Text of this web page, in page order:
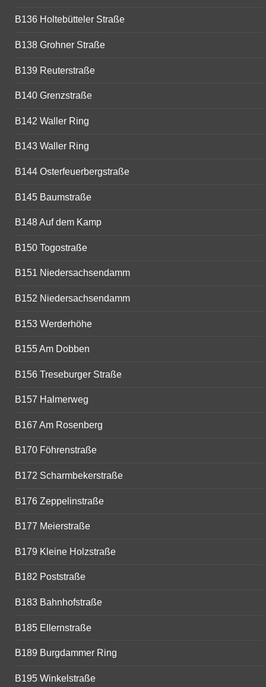
B136 Holtebütteler Straße
B138 Grohner Straße
B139 Reuterstraße
B140 Grenzstraße
B142 Waller Ring
B143 Waller Ring
B144 Osterfeuerbergstraße
B145 Baumstraße
B148 Auf dem Kamp
B150 Togostraße
B151 Niedersachsendamm
B152 Niedersachsendamm
B153 Werderhöhe
B155 Am Dobben
B156 Treseburger Straße
B157 Halmerweg
B167 Am Rosenberg
B170 Föhrenstraße
B172 Scharmbekerstraße
B176 Zeppelinstraße
B177 Meierstraße
B179 Kleine Holzstraße
B182 Poststraße
B183 Bahnhofstraße
B185 Ellernstraße
B189 Burgdammer Ring
B195 Winkelstraße